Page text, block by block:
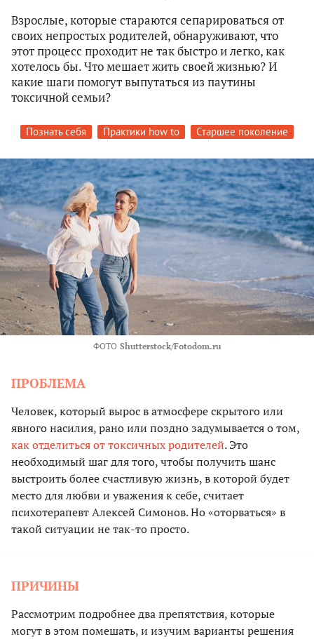
Взрослые, которые стараются сепарироваться от
своих непростых родителей, обнаруживают, что
этот процесс проходит не так быстро и легко, как
хотелось бы. Что мешает жить своей жизнью? И
какие шаги помогут выпутаться из паутины
токсичной семьи?
Познать себя Практики how to Старшее поколение
ФОТО Shutterstock/Fotodom.ru
ПРОБЛЕМА
Человек, который вырос в атмосфере скрытого или
явного насилия, рано или поздно задумывается о том,
как отделиться от токсичных родителей. Это
необходимый шаг для того, чтобы получить шанс
выстроить более счастливую жизнь, в которой будет
место для любви и уважения к себе, считает
психотерапевт Алексей Симонов. Но «оторваться» в
такой ситуации не так-то просто.
ПРИЧИНЫ
Рассмотрим подробнее два препятствия, которые
могут в этом помешать, и изучим варианты решения